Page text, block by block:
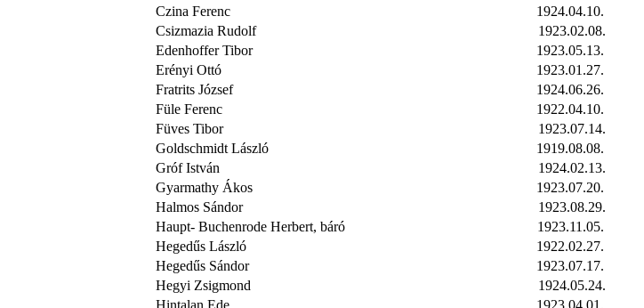
Czina Ferenc
1924.04.10.
Csizmazia Rudolf
1923.02.08.
Edenhoffer Tibor
1923.05.13.
Erényi Ottó
1923.01.27.
Fratrits József
1924.06.26.
Füle Ferenc
1922.04.10.
Füves Tibor
1923.07.14.
Goldschmidt László
1919.08.08.
Gróf István
1924.02.13.
Gyarmathy Ákos
1923.07.20.
Halmos Sándor
1923.08.29.
Haupt- Buchenrode Herbert, báró
1923.11.05.
Hegedűs László
1922.02.27.
Hegedűs Sándor
1923.07.17.
Hegyi Zsigmond
1924.05.24.
Hintalan Ede
1923.04.01.